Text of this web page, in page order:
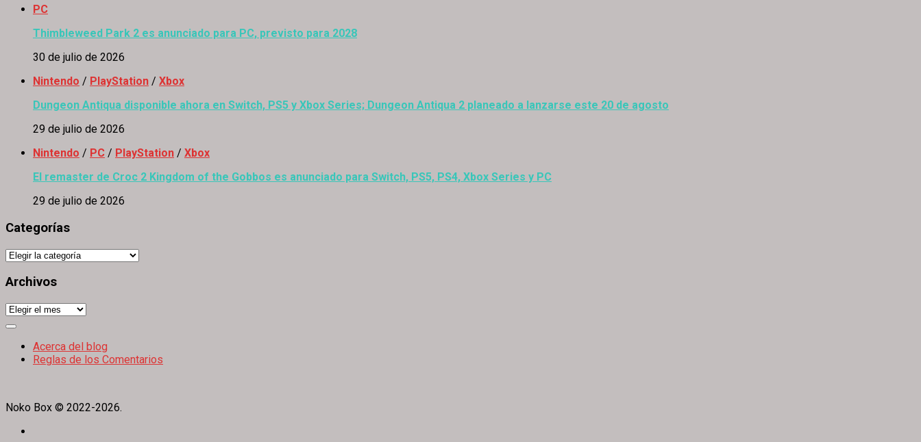
PC
Thimbleweed Park 2 es anunciado para PC, previsto para 2028
30 de julio de 2026
Nintendo / PlayStation / Xbox
Dungeon Antiqua disponible ahora en Switch, PS5 y Xbox Series; Dungeon Antiqua 2 planeado a lanzarse este 20 de agosto
29 de julio de 2026
Nintendo / PC / PlayStation / Xbox
El remaster de Croc 2 Kingdom of the Gobbos es anunciado para Switch, PS5, PS4, Xbox Series y PC
29 de julio de 2026
Categorías
Categorías
Archivos
Archivos
Expand
Acerca del blog
Reglas de los Comentarios
Noko Box © 2022-2026.